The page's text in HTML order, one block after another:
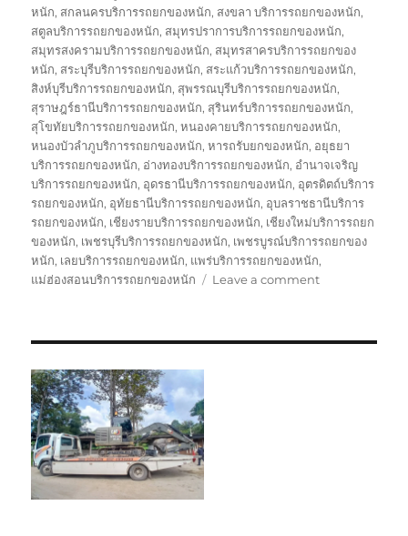
หนัก, สกลนครบริการรถยกของหนัก, สงขลา บริการรถยกของหนัก,
สตูลบริการรถยกของหนัก, สมุทรปราการบริการรถยกของหนัก,
สมุทรสงครามบริการรถยกของหนัก, สมุทรสาครบริการรถยกของ
หนัก, สระบุรีบริการรถยกของหนัก, สระแก้วบริการรถยกของหนัก,
สิงห์บุรีบริการรถยกของหนัก, สุพรรณบุรีบริการรถยกของหนัก,
สุราษฎร์ธานีบริการรถยกของหนัก, สุรินทร์บริการรถยกของหนัก,
สุโขทัยบริการรถยกของหนัก,หนองคายบริการรถยกของหนัก,
หนองบัวลำภูบริการรถยกของหนัก,หารถรับยกของหนัก, อยุธยา
บริการรถยกของหนัก, อ่างทองบริการรถยกของหนัก, อำนาจเจริญ
บริการรถยกของหนัก, อุดรธานีบริการรถยกของหนัก, อุตรดิตถ์บริการ
รถยกของหนัก, อุทัยธานีบริการรถยกของหนัก, อุบลราชธานีบริการ
รถยกของหนัก, เชียงรายบริการรถยกของหนัก, เชียงใหม่บริการรถยก
ของหนัก, เพชรบุรีบริการรถยกของหนัก, เพชรบูรณ์บริการรถยกของ
หนัก, เลยบริการรถยกของหนัก, แพร่บริการรถยกของหนัก,
แม่ฮ่องสอนบริการรถยกของหนัก
Leave a commenton